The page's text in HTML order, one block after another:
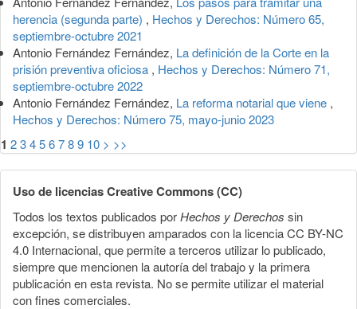
herencia (segunda parte) , Hechos y Derechos: Número 65,
septiembre-octubre 2021
Antonio Fernández Fernández, La definición de la Corte en la
prisión preventiva oficiosa , Hechos y Derechos: Número 71,
septiembre-octubre 2022
Antonio Fernández Fernández, La reforma notarial que viene ,
Hechos y Derechos: Número 75, mayo-junio 2023
1 23456789 10 > >>
Uso de licencias Creative Commons (CC)
Todos los textos publicados porHechos y Derechos sin
excepción, se distribuyen amparados con la licencia CC BY-NC
4.0 Internacional, que permite a terceros utilizar lo publicado,
siempre que mencionen la autoría del trabajo y la primera
publicación en esta revista. No se permite utilizar el material
con fines comerciales.